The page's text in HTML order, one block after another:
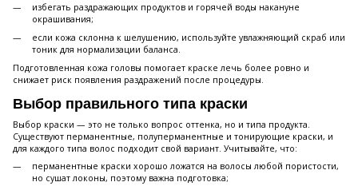
избегать раздражающих продуктов и горячей воды накануне
окрашивания;
если кожа склонна к шелушению, используйте увлажняющий скраб или
тоник для нормализации баланса.
Подготовленная кожа головы помогает краске лечь более ровно и
снижает риск появления раздражений после процедуры.
Выбор правильного типа краски
Выбор краски — это не только вопрос оттенка, но и типа продукта.
Существуют перманентные, полуперманентные и тонирующие краски, и
для каждого типа волос подходит свой вариант. Учитывайте, что:
перманентные краски хорошо ложатся на волосы любой пористости,
но сушат локоны, поэтому важна подготовка;